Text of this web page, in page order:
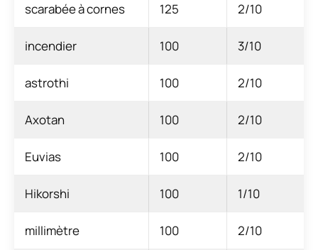
scarabée à cornes 125 2/10
incendier 100 3/10
astrothi 100 2/10
Axotan 100 2/10
Euvias 100 2/10
Hikorshi 100 1/10
millimètre 100 2/10